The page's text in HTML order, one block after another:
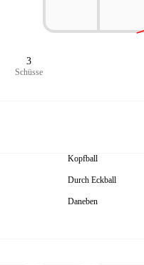
3
Schüsse
Kopfball
Durch Eckball
Daneben